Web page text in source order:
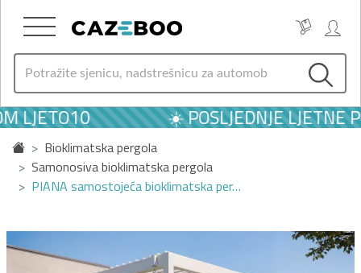
LJETO10 ☀️ POSLJEDNJE LJETNE
Bioklimatska pergola
Samonosiva bioklimatska pergola
PIANA samostojeća bioklimatska per…